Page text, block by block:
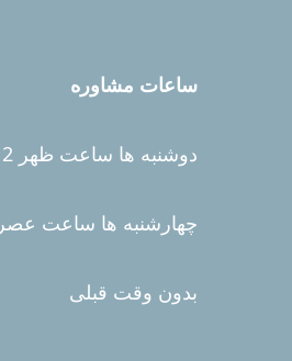
ساعات مشاوره
دوشنبه ها ساعت ظهر 12–9 صبح
چهارشنبه ها ساعت عصر 18–15 بعدازظهر
بدون وقت قبلی